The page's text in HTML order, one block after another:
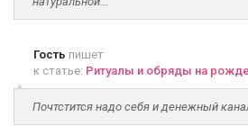
Гость пишет
к статье: Ритуалы и обряды на
Почтстится надо себя и денежный